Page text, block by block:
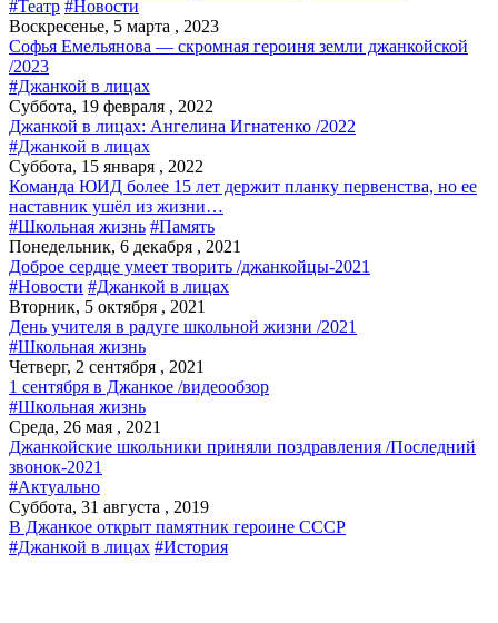
#Театр #Новости
Воскресенье, 5 марта , 2023
Софья Емельянова — скромная героиня земли джанкойской
/2023
#Джанкой в лицах
Суббота, 19 февраля , 2022
Джанкой в лицах: Ангелина Игнатенко /2022
#Джанкой в лицах
Суббота, 15 января , 2022
Команда ЮИД более 15 лет держит планку первенства, но ее
наставник ушёл из жизни…
#Школьная жизнь #Память
Понедельник, 6 декабря , 2021
Доброе сердце умеет творить /джанкойцы-2021
#Новости #Джанкой в лицах
Вторник, 5 октября , 2021
День учителя в радуге школьной жизни /2021
#Школьная жизнь
Четверг, 2 сентября , 2021
1 сентября в Джанкое /видеообзор
#Школьная жизнь
Среда, 26 мая , 2021
Джанкойские школьники приняли поздравления /Последний
звонок-2021
#Актуально
Суббота, 31 августа , 2019
В Джанкое открыт памятник героине СССР
#Джанкой в лицах #История